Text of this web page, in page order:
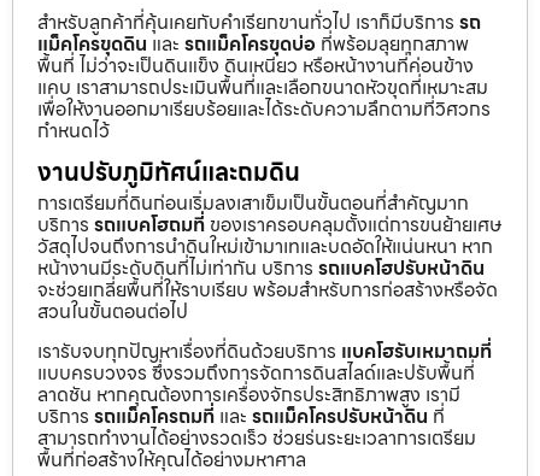
สำหรับลูกค้าที่คุ้นเคยกับคำเรียกขานทั่วไป เราก็มีบริการ รถ
แม็คโครขุดดิน และ รถแม็คโครขุดบ่อ ที่พร้อมลุยทุกสภาพ
พื้นที่ ไม่ว่าจะเป็นดินแข็ง ดินเหนียว หรือหน้างานที่ค่อนข้าง
แคบ เราสามารถประเมินพื้นที่และเลือกขนาดหัวขุดที่เหมาะสม
เพื่อให้งานออกมาเรียบร้อยและได้ระดับความลึกตามที่วิศวกร
กำหนดไว้
งานปรับภูมิทัศน์และถมดิน
การเตรียมที่ดินก่อนเริ่มลงเสาเข็มเป็นขั้นตอนที่สำคัญมาก
บริการ รถแบคโฮถมที่ ของเราครอบคลุมตั้งแต่การขนย้ายเศษ
วัสดุไปจนถึงการนำดินใหม่เข้ามาเทและบดอัดให้แน่นหนา หาก
หน้างานมีระดับดินที่ไม่เท่ากัน บริการ รถแบคโฮปรับหน้าดิน
จะช่วยเกลี่ยพื้นที่ให้ราบเรียบ พร้อมสำหรับการก่อสร้างหรือจัด
สวนในขั้นตอนต่อไป
เรารับจบทุกปัญหาเรื่องที่ดินด้วยบริการ แบคโฮรับเหมาถมที่
แบบครบวงจร ซึ่งรวมถึงการจัดการดินสไลด์และปรับพื้นที่
ลาดชัน หากคุณต้องการเครื่องจักรประสิทธิภาพสูง เรามี
บริการ รถแม็คโครถมที่ และ รถแม็คโครปรับหน้าดิน ที่
สามารถทำงานได้อย่างรวดเร็ว ช่วยร่นระยะเวลาการเตรียม
พื้นที่ก่อสร้างให้คุณได้อย่างมหาศาล